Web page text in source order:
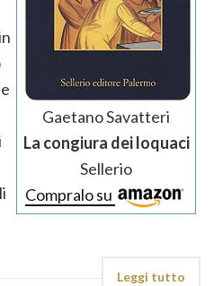
Gaetano Savatteri
La congiura dei loquaci
Sellerio
Compralo su
Leggi tutto